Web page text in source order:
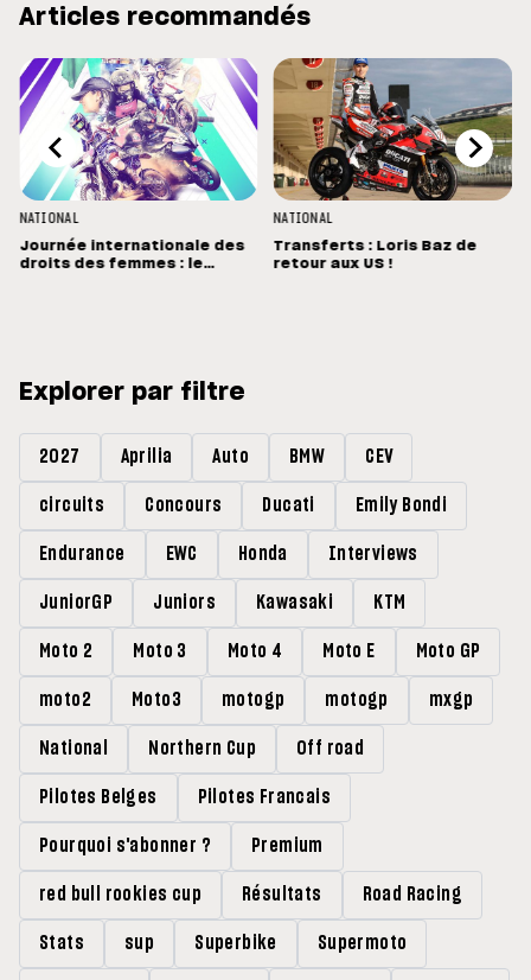
Articles recommandés
NATIONAL
Journée internationale des
droits des femmes : le
NATIONAL
Transferts : Loris Baz de
retour aux US !
Explorer par filtre
2027 Aprilia Auto BMW CEV
circuits Concours Ducati Emily Bondi
Endurance EWC Honda Interviews
JuniorGP Juniors Kawasaki KTM
Moto 2 Moto 3 Moto 4 Moto E Moto GP
moto2 Moto3 motogp motogp mxgp
National Northern Cup Off road
Pilotes Belges Pilotes Francais
Pourquoi s'abonner ? Premium
red bull rookies cup Résultats Road Racing
Stats sup Superbike Supermoto